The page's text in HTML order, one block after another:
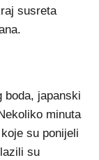
susreta
boda, japanski
minuta
su ponijeli
su